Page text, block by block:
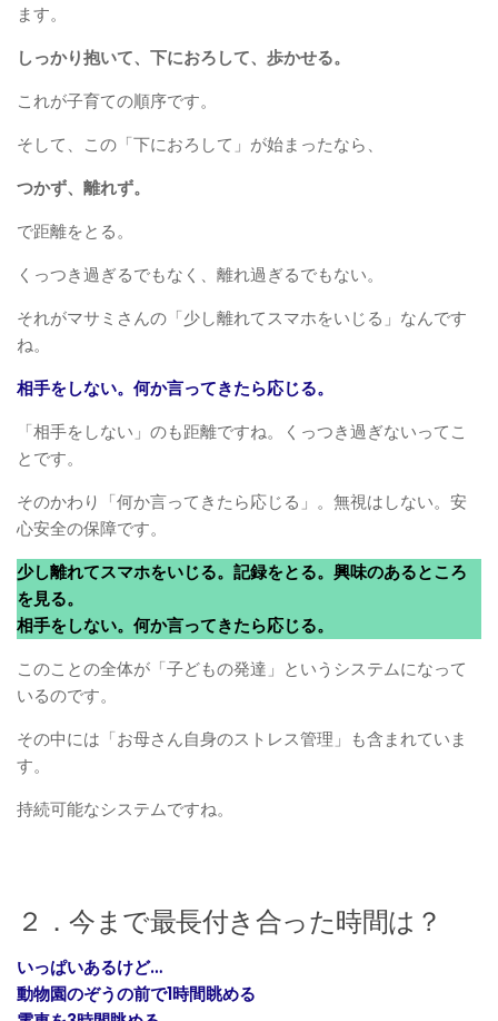
ます。
しっかり抱いて、下におろして、歩かせる。
これが子育ての順序です。
そして、この「下におろして」が始まったなら、
つかず、離れず。
で距離をとる。
くっつき過ぎるでもなく、離れ過ぎるでもない。
それがマサミさんの「少し離れてスマホをいじる」なんです
ね。
相手をしない。何か言ってきたら応じる。
「相手をしない」のも距離ですね。くっつき過ぎないってこ
とです。
そのかわり「何か言ってきたら応じる」。無視はしない。安
心安全の保障です。
少し離れてスマホをいじる。記録をとる。興味のあるところ
を見る。
相手をしない。何か言ってきたら応じる。
このことの全体が「子どもの発達」というシステムになって
いるのです。
その中には「お母さん自身のストレス管理」も含まれていま
す。
持続可能なシステムですね。
２．今まで最長付き合った時間は？
いっぱいあるけど…
動物園のぞうの前で1時間眺める